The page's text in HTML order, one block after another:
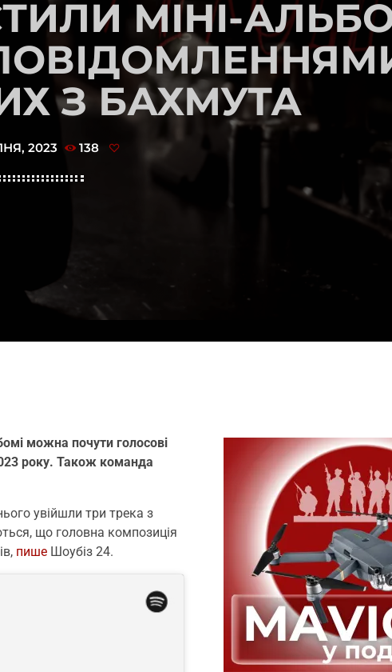
МІНІ-
З БАХМУТА
2023 138
можна почути голосові
року. Також команда
увійшли три трека з
що головна композиція
пише Шоубіз 24.